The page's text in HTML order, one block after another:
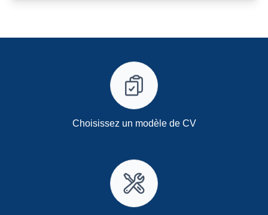
Choisissez un modèle de CV